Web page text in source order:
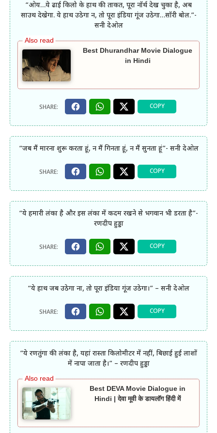
“ओय…ये ढाई किलो के हाथ की ताकत, पूरा नॉर्थ देख चुका है, अब
साउथ देखेगा. ये हाथ उठेगा न, तो पूरा इंडिया गूंज उठेगा…सॉरी बोल.”-
सनी देओल
Best Dhurandhar Movie Dialogue
in Hindi
“जब मैं मारना शुरू करता हूं, न मैं गिनता हूं, न मैं सुनता हूं”- सनी देओल
“ये हमारी लंका है और इस लंका में कदम रखने से भगवान भी डरता है”-
रणदीप हुड्डा
“ये हाथ जब उठेगा ना, तो पूरा इंडिया गूंज उठेगा।” – सनी देओल
“ये रणतुंगा की लंका है, यहां रास्ता किलोमीटर में नहीं, बिछाई हुई लाशों
में नापा जाता है।” – रणदीप हुड्डा
Best DEVA Movie Dialogue in
Hindi | देवा मूवी के डायलॉग हिंदी में